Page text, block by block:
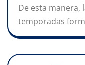
De esta manera,
temporadas